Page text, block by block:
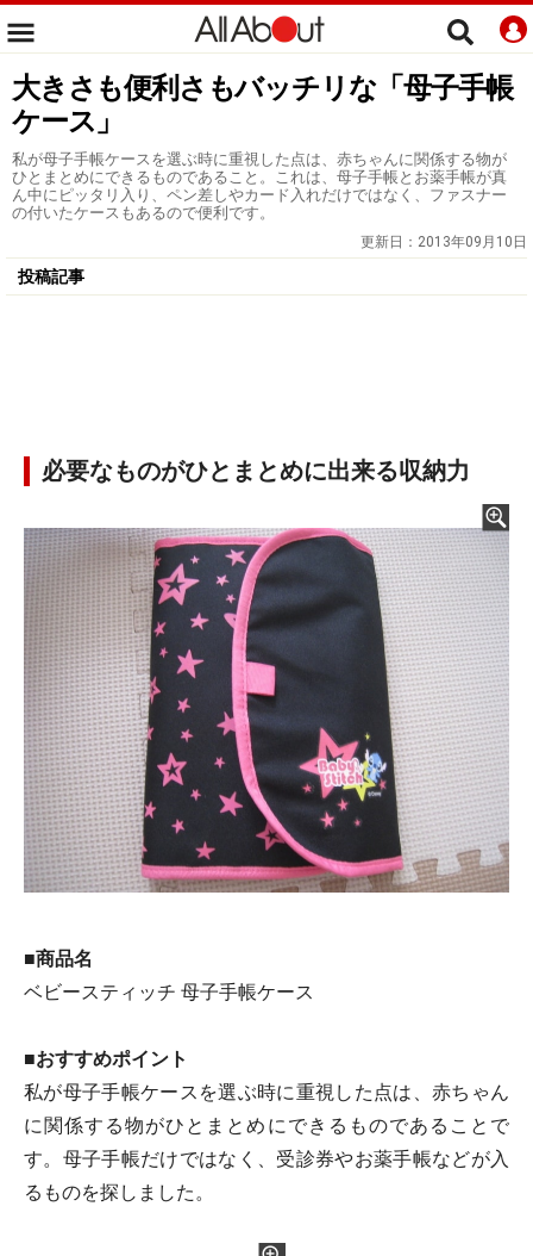
大きさも便利さもバッチリな「母子手帳
ケース」
私が母子手帳ケースを選ぶ時に重視した点は、赤ちゃんに関係する物が
ひとまとめにできるものであること。これは、母子手帳とお薬手帳が真
ん中にピッタリ入り、ペン差しやカード入れだけではなく、ファスナー
の付いたケースもあるので便利です。
更新日： 2013年09月10日
投稿記事
必要なものがひとまとめに出来る収納力
■商品名
ベビースティッチ 母子手帳ケース
■おすすめポイント
私が母子手帳ケースを選ぶ時に重視した点は、赤ちゃん
に関係する物がひとまとめにできるものであることで
す。母子手帳だけではなく、受診券やお薬手帳などが入
るものを探しました。